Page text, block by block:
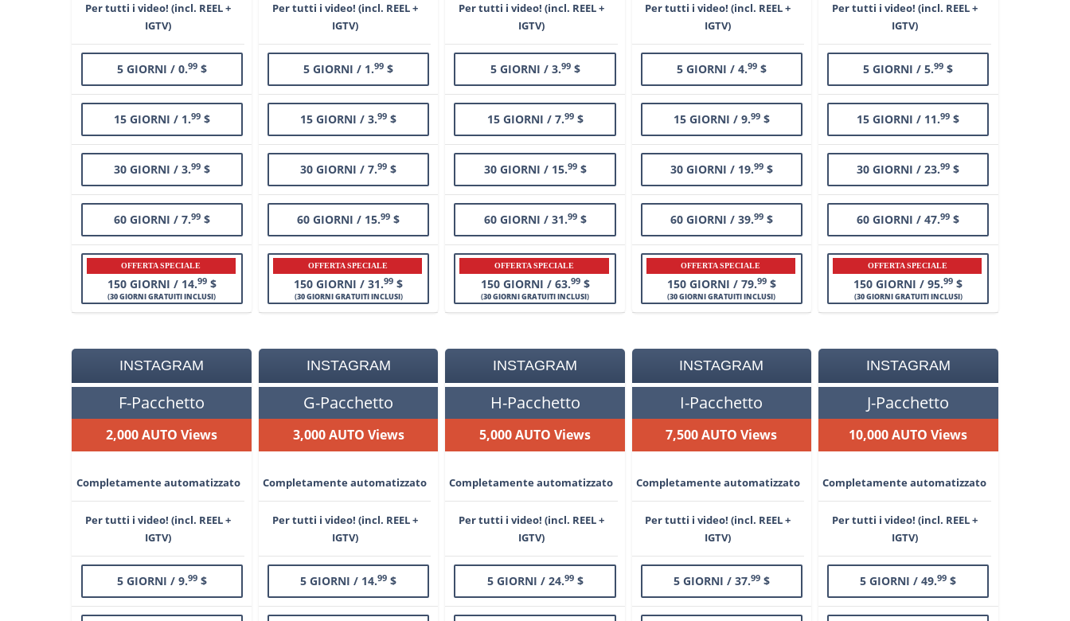
Per tutti i video! (incl. REEL +
IGTV)
5 GIORNI / 0.99$
15 GIORNI / 1.99$
30 GIORNI / 3.99$
60 GIORNI / 7.99$
OFFERTA SPECIALE
150 GIORNI / 14.99$
(30 GIORNI GRATUITI INCLUSI)
Per tutti i video! (incl. REEL +
IGTV)
5 GIORNI / 1.99 $
15 GIORNI / 3.99 $
30 GIORNI / 7.99 $
60 GIORNI / 15.99 $
OFFERTA SPECIALE
150 GIORNI / 31.99 $
(30 GIORNI GRATUITI INCLUSI)
Per tutti i video! (incl. REEL +
IGTV)
5 GIORNI / 3.99$
15 GIORNI / 7.99$
30 GIORNI / 15.99$
60 GIORNI / 31.99$
OFFERTA SPECIALE
150 GIORNI / 63.99$
(30 GIORNI GRATUITI INCLUSI)
Per tutti i video! (incl. REEL +
IGTV)
5 GIORNI / 4.99$
15 GIORNI / 9.99$
30 GIORNI / 19.99$
60 GIORNI / 39.99$
OFFERTA SPECIALE
150 GIORNI / 79.99$
(30 GIORNI GRATUITI INCLUSI)
Per tutti i video! (incl. REEL +
IGTV)
5 GIORNI / 5.99 $
15 GIORNI / 11.99 $
30 GIORNI / 23.99 $
60 GIORNI / 47.99 $
OFFERTA SPECIALE
150 GIORNI / 95.99 $
(30 GIORNI GRATUITI INCLUSI)
INSTAGRAM
F-Pacchetto
2,000 AUTO Views
Completamente automatizzato
Per tutti i video! (incl. REEL +
IGTV)
5 GIORNI / 9.99$
INSTAGRAM
G-Pacchetto
3,000 AUTO Views
Completamente automatizzato
Per tutti i video! (incl. REEL +
IGTV)
5 GIORNI / 14.99 $
INSTAGRAM
H-Pacchetto
5,000 AUTO Views
Completamente automatizzato
Per tutti i video! (incl. REEL +
IGTV)
5 GIORNI / 24.99$
INSTAGRAM
I-Pacchetto
7,500 AUTO Views
Completamente automatizzato
Per tutti i video! (incl. REEL +
IGTV)
5 GIORNI / 37.99$
INSTAGRAM
J-Pacchetto
10,000 AUTO Views
Completamente automatizzato
Per tutti i video! (incl. REEL +
IGTV)
5 GIORNI / 49.99 $